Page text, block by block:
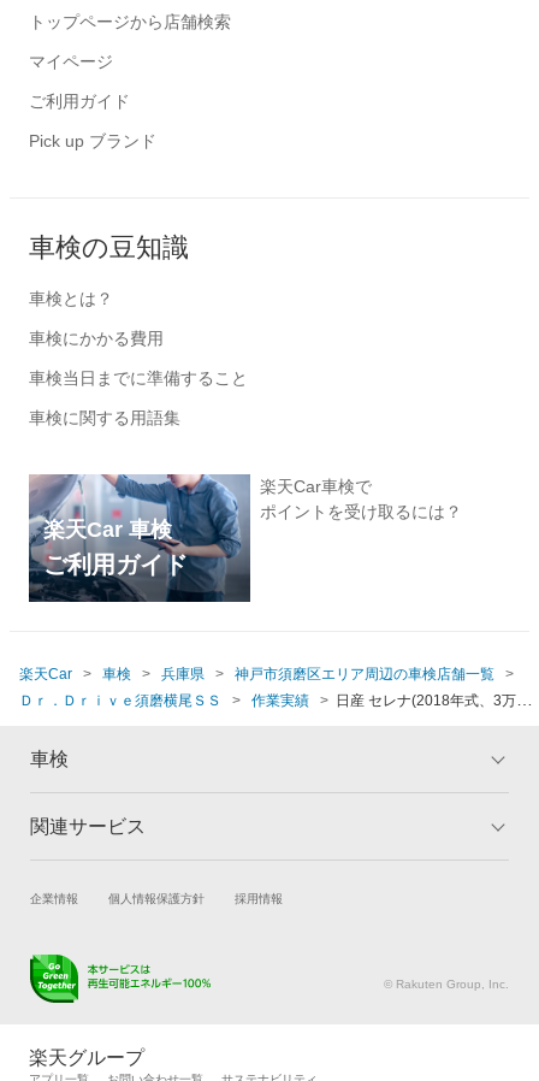
トップページから店舗検索
マイページ
ご利用ガイド
Pick up ブランド
車検の豆知識
車検とは？
車検にかかる費用
車検当日までに準備すること
車検に関する用語集
楽天Car 車検
ご利用ガイド
楽天Car車検で
ポイントを受け取るには？
楽天Car 車検 兵庫県
神戸市須磨区エリア周辺の車検店舗一覧
Ｄｒ．Ｄｒｉｖｅ須磨横尾ＳＳ
作業実績
日産 セレナ(2018年式、3万5千
車検
トップ
車検の基礎知識 キャンペーン一覧
関連サービス
試乗・商談 新車購入
キズ修理予約
メンテナンス管理
タイヤ交換サービス
企業情報 個人情報保護方針 採用情報
© Rakuten Group, Inc.
楽天グループ